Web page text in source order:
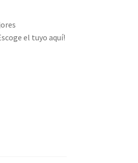
el tuyo aquí!